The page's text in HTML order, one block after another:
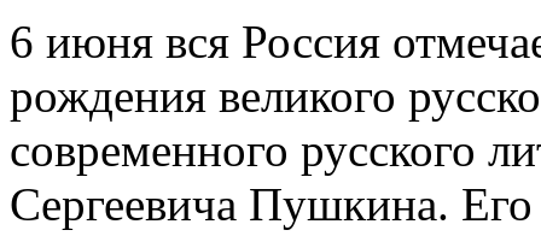
6 июня вся Россия
рождения великого
современного русского
Сергеевича Пушкина.